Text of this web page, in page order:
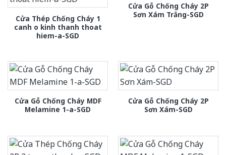
Cửa Thép Chống Cháy 1
canh o kinh thanh thoat
hiem-a-SGD
Cửa Gỗ Chống Cháy 2P
Sơn Xám Trắng-SGD
Cửa Gỗ Chống Cháy MDF
Melamine 1-a-SGD
Cửa Gỗ Chống Cháy 2P
Sơn Xám-SGD